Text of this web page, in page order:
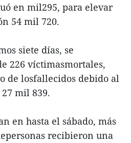
en mil295, para elevar
54 mil 720.
siete días, se
226 víctimasmortales,
de losfallecidos debido al
mil 839.
en hasta el sábado, más
recibieron una